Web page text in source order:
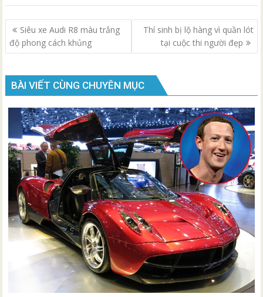
Điều
hướng
bài
viết
Siêu xe Audi R8 màu trắng
độ phong cách khủng
Thí sinh bị lộ hàng vì quần lót
tại cuộc thi người đẹp
BÀI VIẾT CÙNG CHUYÊN MỤC